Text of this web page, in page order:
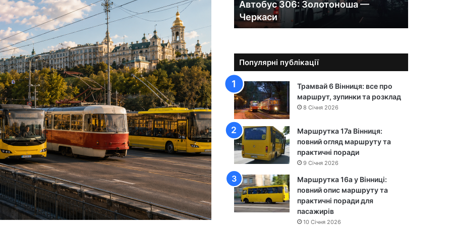
0
:
о
т
о
н
о
ш
а
—
Ч
е
р
к
а
с
Автобус 306: Золотоноша —
Черкаси
Популярні публікації
Трамвай 6 Вінниця: все про
маршрут, зупинки та розклад
8 Січня 2026
Маршрутка 17а Вінниця:
повний огляд маршруту та
практичні поради
9 Січня 2026
Маршрутка 16а у Вінниці:
повний опис маршруту та
практичні поради для
пасажирів
10 Січня 2026